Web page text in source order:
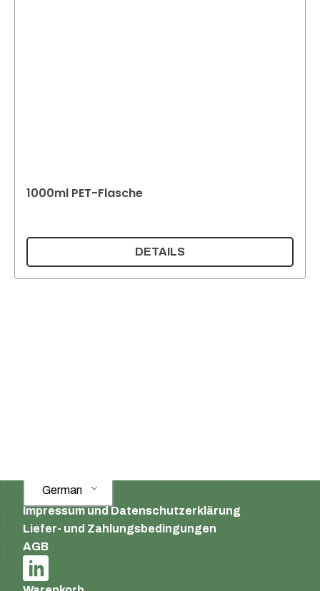
1000ml PET-Flasche
DETAILS
German
Impressum und Datenschutzerklärung
Liefer- und Zahlungsbedingungen
AGB